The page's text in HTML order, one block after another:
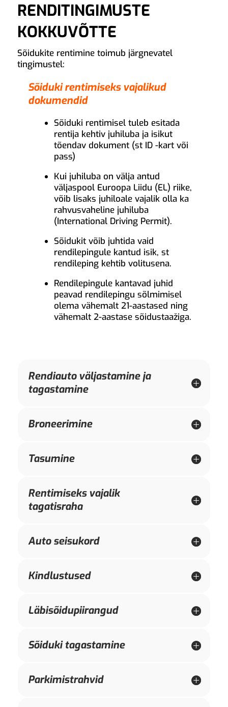
RENDITINGIMUSTE
KOKKUVÕTTE
Sõidukite rentimine toimub järgnevatel
tingimustel:
Sõiduki rentimiseks vajalikud
dokumendid
Sõiduki rentimisel tuleb esitada
rentija kehtiv juhiluba ja isikut
tõendav dokument (st ID -kart või
pass)
Kui juhiluba on välja antud
väljaspool Euroopa Liidu (EL) riike,
võib lisaks juhiloale vajalik olla ka
rahvusvaheline juhiluba
(International Driving Permit).
Sõidukit võib juhtida vaid
rendilepingule kantud isik, st
rendileping kehtib volitusena.
Rendilepingule kantavad juhid
peavad rendilepingu sõlmimisel
olema vähemalt 21-aastased ning
vähemalt 2-aastase sõidustaažiga.
Rendiauto väljastamine ja
tagastamine
Broneerimine
Tasumine
Rentimiseks vajalik
tagatisraha
Auto seisukord
Kindlustused
Läbisõidupiirangud
Sõiduki tagastamine
Parkimistrahvid